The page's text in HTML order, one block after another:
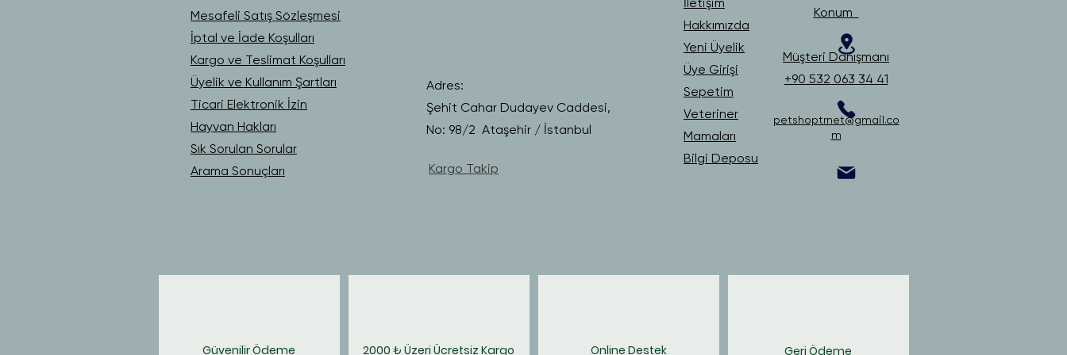
Mesafeli Satış Sözleşmesi
İptal ve İade Koşulları
Kargo ve Teslimat Koşulları
Üyelik ve Kullanım Şartları
Ticari Elektronik İzin
Hayvan Hakları
Sık Sorulan Sorular
Arama Sonuçları
Adres:
Şehit Cahar Dudayev Caddesi,
No: 98/2 Ataşehir / İstanbul
Kargo Takip
Hakkımızda
Yeni Üyelik
Üye Girişi
Sepetim
Veteriner
Mamaları
Bilgi Deposu
Konum
Müşteri Danışmanı
+90 532 063 34 41
petshoptrnet@gmail.co
m
Güvenilir Ödeme 2000 ₺ Üzeri Ücretsiz Kargo Online Destek Geri Ödeme